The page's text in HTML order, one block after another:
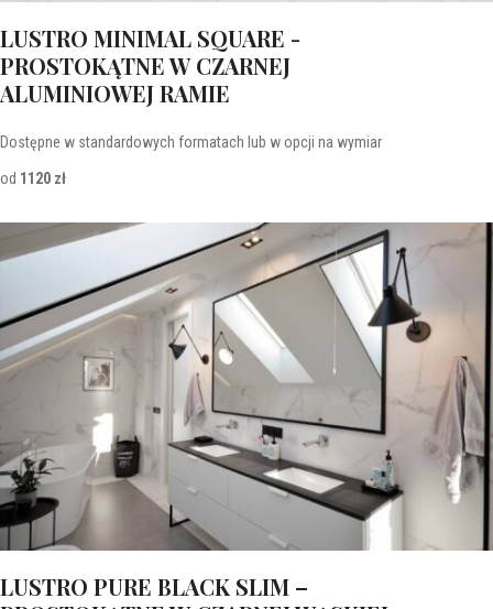
LUSTRO MINIMAL SQUARE -
PROSTOKĄTNE W CZARNEJ
ALUMINIOWEJ RAMIE
Dostępne w standardowych formatach lub w opcji na wymiar
od 1120 zł
LUSTRO PURE BLACK SLIM –